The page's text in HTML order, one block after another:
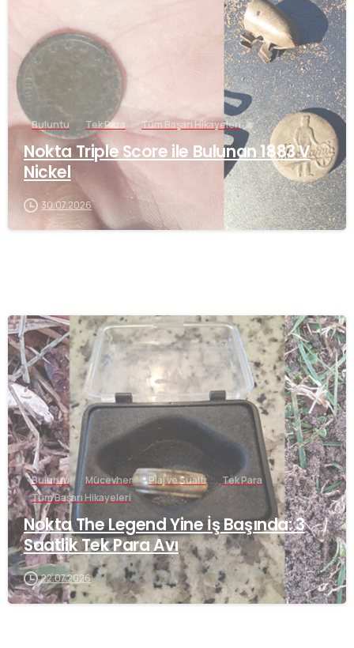
Buluntu Tek Para Tüm Başarı Hikayeleri
Nokta Triple Score ile Bulunan 1883 V
Nickel
30.07.2026
-
Buluntu Mücevher Plaj ve Sualtı
Tek Para
Tüm Başarı Hikayeleri
Nokta The Legend Yine İş Başında: 3
Saatlik Tek Para Avı
22.07.2026